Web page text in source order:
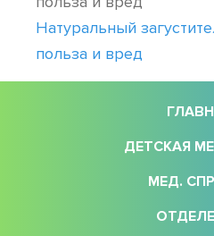
Натуральный
польза и вред
ДЕТСКАЯ
МЕД.